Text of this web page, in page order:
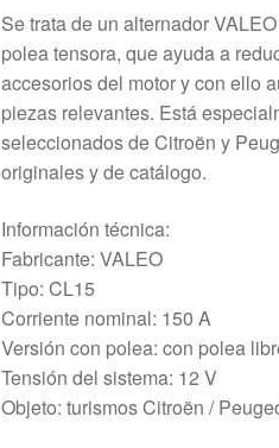
Se trata de un alternador
polea tensora, que ayuda a
accesorios del motor y con ello
piezas relevantes. Está
seleccionados de Citroën y
originales y de catálogo.
Información técnica:
Fabricante: VALEO
Tipo: CL15
Corriente nominal: 150 A
Versión con polea: con polea
Tensión del sistema: 12 V
Objeto: turismos Citroën /